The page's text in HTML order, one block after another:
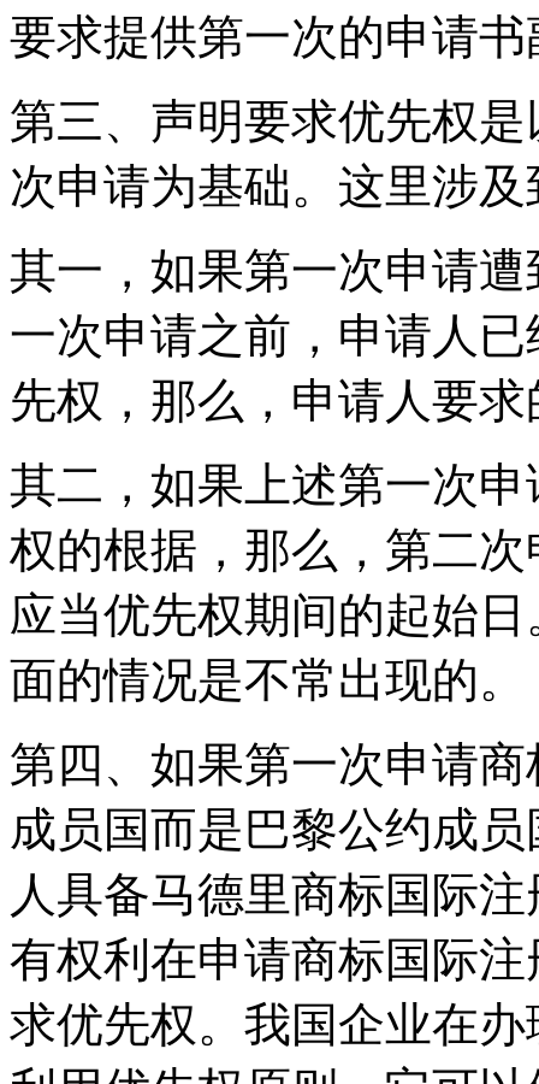
要求提供第一次的申请
第三、声明要求优先权
次申请为基础。这里涉
其一，如果第一次申请
一次申请之前，申请人
先权，那么，申请人要
其二，如果上述第一次
权的根据，那么，第二
应当优先权期间的起始
面的情况是不常出现的。
第四、如果第一次申请
成员国而是巴黎公约成
人具备马德里商标国际
有权利在申请商标国际
求优先权。我国企业在